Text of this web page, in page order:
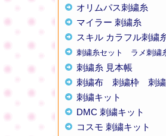
オリムパス刺繍糸
マイラー 刺繍糸
スキル カラフル刺繍
刺繍糸セット ラメ刺繍
刺繍糸 見本帳
刺繍布
刺繍枠
刺
刺繍キット
DMC 刺繍キット
コスモ 刺繍キット